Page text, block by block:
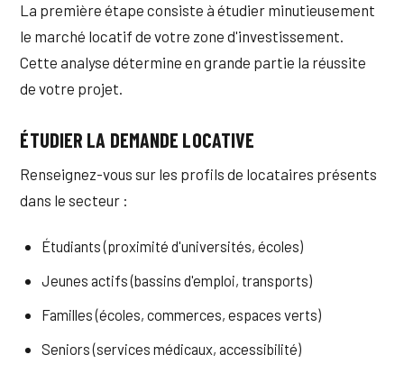
La première étape consiste à étudier minutieusement
le marché locatif de votre zone d'investissement.
Cette analyse détermine en grande partie la réussite
de votre projet.
ÉTUDIER LA DEMANDE LOCATIVE
Renseignez-vous sur les profils de locataires présents
dans le secteur :
Étudiants (proximité d'universités, écoles)
Jeunes actifs (bassins d'emploi, transports)
Familles (écoles, commerces, espaces verts)
Seniors (services médicaux, accessibilité)